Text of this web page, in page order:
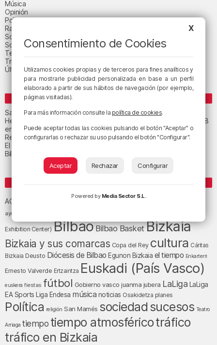
Música
Opinión
Política
Radio Popular-Herri Irratia
Social y religión
Sociedad
Tecnología
Triple B
Última hora
ENTRADAS RECIENTES
San Juan de Gaztelugatxe cerrará el día del eclipse
Heridas dos personas en un accidente entre tres vehículos en la A8
en Muskiz
Recuperado el cuerpo sin vida de una mujer en la ría de Bilbao
El tiempo este jueves en Bizkaia: cielo muy nuboso
Bilbao celebra el 27 de agosto el «Día de las Personas Mayores»
ETIQUETAS
ACB Athletic Club de Bilbao
ayuntamiento de Bilbao
Exhibition Center) BilbaoBilbao BasketBizkaia
Bizkaia y sus comarcas Copa del Rey cultura Cáritas
Bizkaia Deusto Diócesis de Bilbao Egunon Bizkaia el tiempo Enkarterri
Ernesto Valverde Ertzaintza Euskadi (País Vasco)
euskera fiestas fútbol Gobierno vasco juanma jubera LaLiga LaLiga
EA Sports Liga Endesa música noticias Osakidetza planes
Política religión San Mamés sociedad sucesos Teatro
Arriaga tiempo tiempo atmosféricotráfico
tráfico en Bizkaia
X
Consentimiento de Cookies
Utilizamos cookies propias y de terceros para fines analíticos y
para mostrarle publicidad personalizada en base a un perfil
elaborado a partir de sus hábitos de navegación (por ejemplo,
páginas visitadas).
Para más información consulte la política de cookies.
Puede aceptar todas las cookies pulsando el botón "Aceptar" o
configurarlas o rechazar su uso pulsando el botón "Configurar".
Aceptar Rechazar Configurar
Powered by Media Sector S.L.